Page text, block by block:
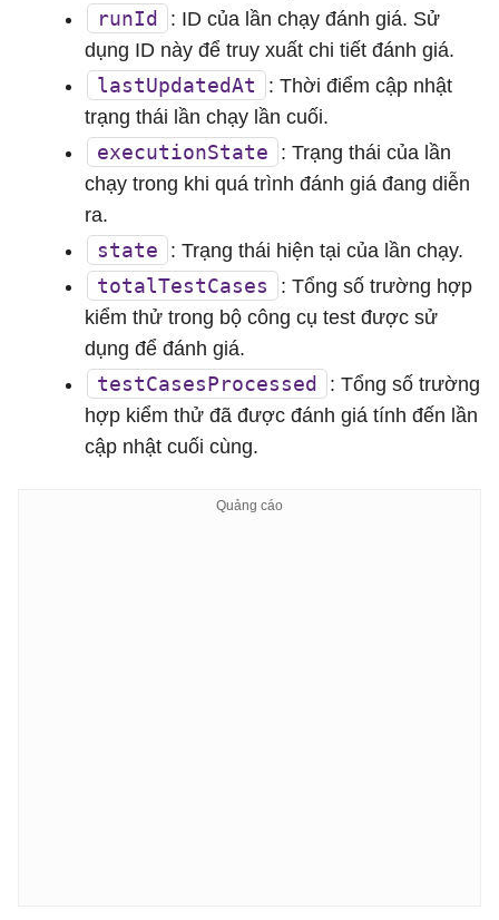
runId
: ID của lần chạy đánh giá. Sử
dụng ID này để truy xuất chi tiết đánh giá.
lastUpdatedAt
: Thời điểm cập nhật
trạng thái lần chạy lần cuối.
executionState
: Trạng thái của lần
chạy trong khi quá trình đánh giá đang diễn
ra.
state : Trạng thái hiện tại của lần chạy.
totalTestCases
: Tổng số trường hợp
kiểm thử trong bộ công cụ test được sử
dụng để đánh giá.
testCasesProcessed
: Tổng số trường
hợp kiểm thử đã được đánh giá tính đến lần
cập nhật cuối cùng.